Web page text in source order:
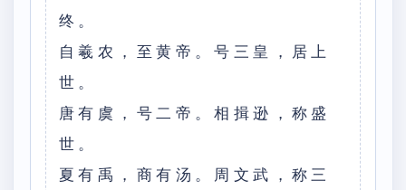
终。
自羲农，至黄帝。号三皇，居上
世。
唐有虞，号二帝。相揖逊，称盛
世。
夏有禹，商有汤。周文武，称三